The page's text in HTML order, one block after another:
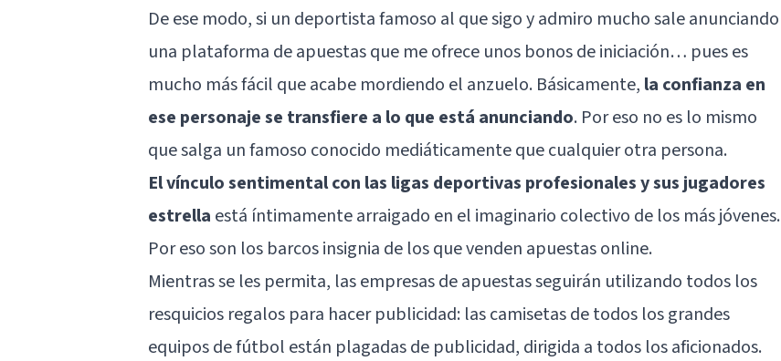
De ese modo, si un deportista famoso al que sigo y admiro mucho sale anunciando
una plataforma de apuestas que me ofrece unos bonos de iniciación… pues es
mucho más fácil que acabe mordiendo el anzuelo. Básicamente, la confianza en
ese personaje se transfiere a lo que está anunciando. Por eso no es lo mismo
que salga un famoso conocido mediáticamente que cualquier otra persona.
El vínculo sentimental con las ligas deportivas profesionales y sus jugadores
estrella está íntimamente arraigado en el imaginario colectivo de los más jóvenes.
Por eso son los barcos insignia de los que venden apuestas online.
Mientras se les permita, las empresas de apuestas seguirán utilizando todos los
resquicios regalos para hacer publicidad: las camisetas de todos los grandes
equipos de fútbol están plagadas de publicidad, dirigida a todos los aficionados.